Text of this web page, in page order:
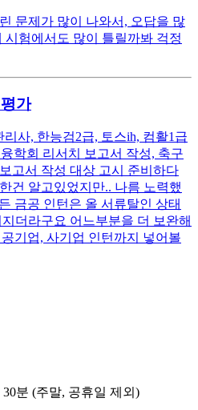
문제가 많이 나와서, 오답을 많
시험에서도 많이 틀릴까봐 걱정
가
리사, 한능검2급, 토스ih, 컴활1급
학회 리서치 보고서 작성, 축구
고서 작성 대상 고시 준비하다
건 알고있었지만.. 나름 노력했
금공 인턴은 올 서류탈인 상태
더라구요 어느부분을 더 보완해
기업, 사기업 인턴까지 넣어볼
분 (주말, 공휴일 제외)